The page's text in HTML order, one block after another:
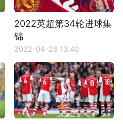
2022英超第34轮进球集
锦
2022-04-26 13:40